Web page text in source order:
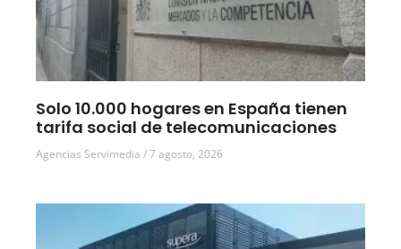
Solo 10.000 hogares en España tienen
tarifa social de telecomunicaciones
Agencias Servimedia 7 agosto, 2026